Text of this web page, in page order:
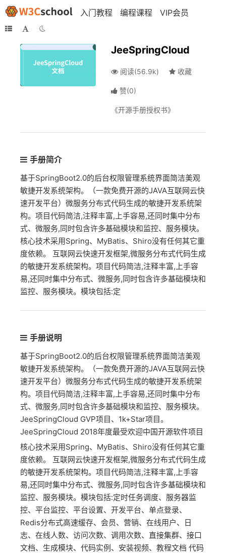
入门教程 编程课程 VIP会员
JeeSpringCloud
阅读(56.9k) 收藏
赞(0)
《开源手册授权书》
手册简介
基于SpringBoot2.0的后台权限管理系统界面简洁美观
敏捷开发系统架构。（一款免费开源的JAVA互联网云快
速开发平台）微服务分布式代码生成的敏捷开发系统架
构。项目代码简洁,注释丰富,上手容易,还同时集中分布
式、微服务,同时包含许多基础模块和监控、服务模块。
核心技术采用Spring、MyBatis、Shiro没有任何其它重
度依赖。 互联网云快速开发框架,微服务分布式代码生成
的敏捷开发系统架构。项目代码简洁,注释丰富,上手容
易,还同时集中分布式、微服务,同时包含许多基础模块和
监控、服务模块。模块包括:定
手册说明
基于SpringBoot2.0的后台权限管理系统界面简洁美观
敏捷开发系统架构。（一款免费开源的JAVA互联网云快
速开发平台）微服务分布式代码生成的敏捷开发系统架
构。项目代码简洁,注释丰富,上手容易,还同时集中分布
式、微服务,同时包含许多基础模块和监控、服务模块。
JeeSpringCloud GVP项目、1k+Star项目。
JeeSpringCloud 2018年度最受欢迎中国开源软件项目
核心技术采用Spring、MyBatis、Shiro没有任何其它重
度依赖。 互联网云快速开发框架,微服务分布式代码生成
的敏捷开发系统架构。项目代码简洁,注释丰富,上手容
易,还同时集中分布式、微服务,同时包含许多基础模块和
监控、服务模块。模块包括:定时任务调度、服务器监
控、平台监控、平台设置、开发平台、单点登录、
Redis分布式高速缓存、会员、营销、在线用户、日
志、在线人数、访问次数、调用次数、直接集群、接口
文档、生成模块、代码实例、安装视频、教程文档 代码